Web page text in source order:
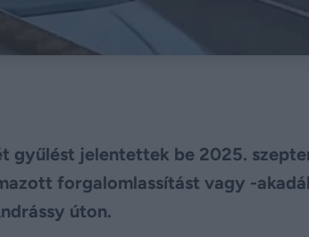
gyűlést jelentettek be 2025.
forgalomlassítást vagy -
úton.